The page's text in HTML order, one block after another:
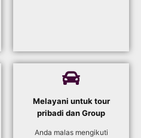
Melayani untuk tour
pribadi dan Group
Anda malas mengikuti